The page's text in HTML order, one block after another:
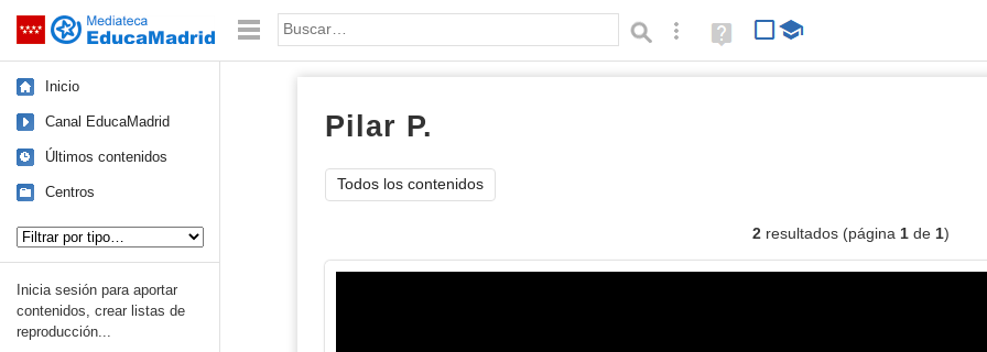
Saltar navegación Palabra o frase: Búsqueda avanzada
Ayuda
(en
Inicio
Canal EducaMadrid
Últimos contenidos
Centros
Inicia sesión para aportar
contenidos, crear listas de
reproducción...
Pilar P.
Todos los contenidos
2resultados (página 1de 1)